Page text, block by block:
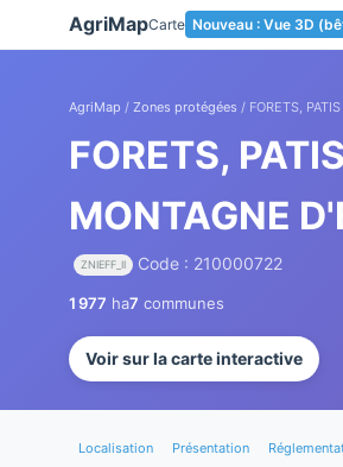
AgriMapCarte Nouveau : Vue 3D
AgriMap / Zones protégées / FORETS,
FORETS,
MONTAGNE
ZNIEFF_II Code : 210000722
1 977 ha7 communes
Voir sur la carte interactive
Localisation Présentation
des cookies